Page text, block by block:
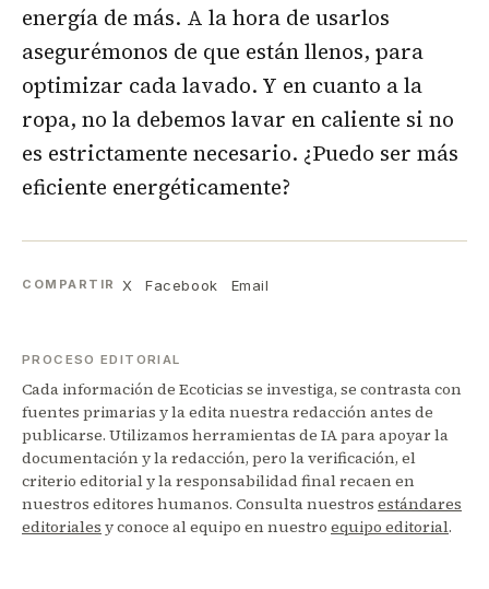
energía de más. A la hora de usarlos
asegurémonos de que están llenos, para
optimizar cada lavado. Y en cuanto a la
ropa, no la debemos lavar en caliente si no
es estrictamente necesario. ¿Puedo ser más
eficiente energéticamente?
COMPARTIR X Facebook Email
PROCESO EDITORIAL
Cada información de Ecoticias se investiga, se contrasta con
fuentes primarias y la edita nuestra redacción antes de
publicarse. Utilizamos herramientas de IA para apoyar la
documentación y la redacción, pero la verificación, el
criterio editorial y la responsabilidad final recaen en
nuestros editores humanos. Consulta nuestros estándares
editoriales y conoce al equipo en nuestro equipo editorial.